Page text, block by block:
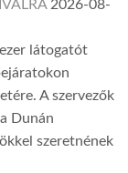
2026-08-
látogatót
A szervezők
Dunán
szeretnének